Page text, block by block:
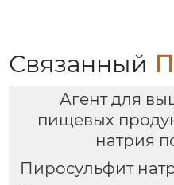
Связанный
Агент для
пищевых
натрия
Пиросульфит